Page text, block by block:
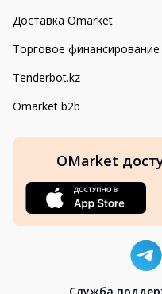
Доставка Omarket
Торговое финансирование
Tenderbot.kz
Omarket b2b
OMarket
Cлужба